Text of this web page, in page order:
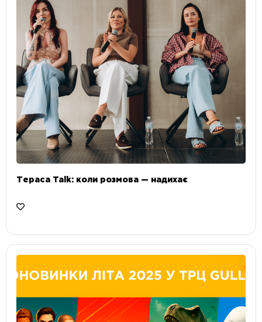
Тераса Talk: коли розмова — надихає